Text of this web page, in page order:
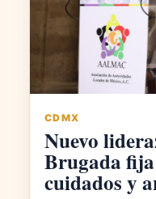
CDMX
Nuevo
Brugada
cuidados y